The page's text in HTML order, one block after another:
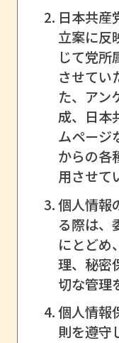
日本共産
立案に反
じて党所
させてい
た、アン
成、日本
ムページ
からの各
用させて
個人情報
る際は、
にとどめ
理、秘密
切な管理
個人情報
則を遵守